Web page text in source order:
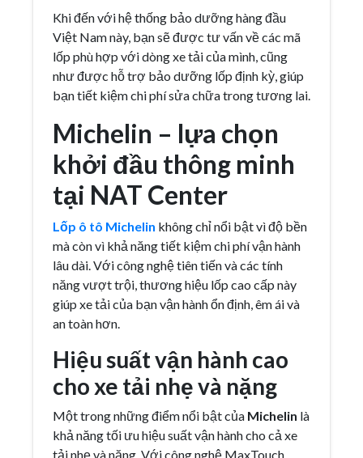
Khi đến với hệ thống bảo dưỡng hàng đầu
Việt Nam này, bạn sẽ được tư vấn về các mã
lốp phù hợp với dòng xe tải của mình, cũng
như được hỗ trợ bảo dưỡng lốp định kỳ, giúp
bạn tiết kiệm chi phí sửa chữa trong tương lai.
Michelin – lựa chọn
khởi đầu thông minh
tại NAT Center
Lốp ô tô Michelin không chỉ nổi bật vì độ bền
mà còn vì khả năng tiết kiệm chi phí vận hành
lâu dài. Với công nghệ tiên tiến và các tính
năng vượt trội, thương hiệu lốp cao cấp này
giúp xe tải của bạn vận hành ổn định, êm ái và
an toàn hơn.
Hiệu suất vận hành cao
cho xe tải nhẹ và nặng
Một trong những điểm nổi bật của Michelin là
khả năng tối ưu hiệu suất vận hành cho cả xe
tải nhẹ và nặng. Với công nghệ MaxTouch